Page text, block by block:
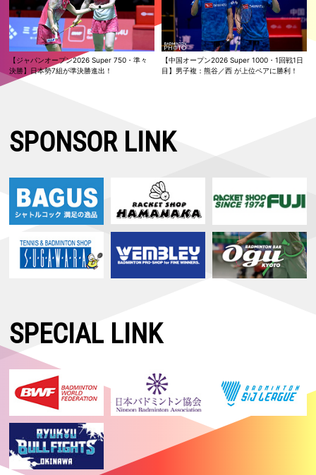
【ジャパンオープン2026 Super 750・準々
決勝】日本勢7組が準決勝進出！
【中国オープン2026 Super 1000・1回戦1日
目】男子複：熊谷／西 が上位ペアに勝利！
SPONSOR LINK
SPECIAL LINK